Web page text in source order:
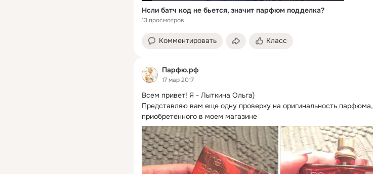
Нсли батч код не бьется, значит парфюм подделка?
13 просмотров
Комментировать Класс
Парфю.рф
17 мар 2017
Всем привет! Я - Лыткина Ольга)
Представляю вам еще одну проверку на оригинальность парфюма,
приобретенного в моем магазине